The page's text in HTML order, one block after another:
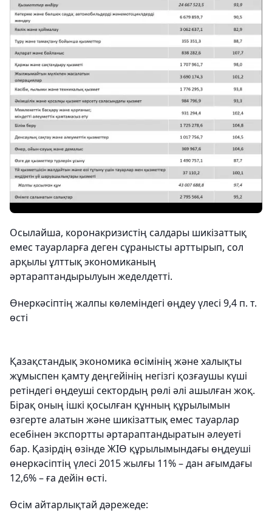
Осылайша, коронакризистің салдары шикізаттық
емес тауарларға деген сұранысты арттырып, сол
арқылы ұлттық экономиканың
әртараптандырылуын жеделдетті.
Өнеркәсіптің жалпы көлеміндегі өңдеу үлесі 9,4 п. т.
өсті
Қазақстандық экономика өсімінің және халықты
жұмыспен қамту деңгейінің негізгі қозғаушы күші
ретіндегі өңдеуші сектордың рөлі әлі ашылған жоқ.
Бірақ оның ішкі қосылған құнның құрылымын
өзгерте алатын және шикізаттық емес тауарлар
есебінен экспортты әртараптандыратын әлеуеті
бар. Қазірдің өзінде ЖІӨ құрылымындағы өңдеуші
өнеркәсіптің үлесі 2015 жылғы 11% – дан ағымдағы
12,6% – ға дейін өсті.
Өсім айтарлықтай дәрежеде: